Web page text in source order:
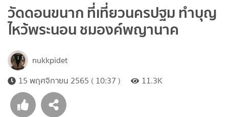
วัดดอนขนาก ที่เที่ยวนครปฐม ทำบุญ
ไหว้พระนอน ชมองค์พญานาค
nukkpidet
15 พฤศจิกายน 2565 ( 10:37 )
11.3K